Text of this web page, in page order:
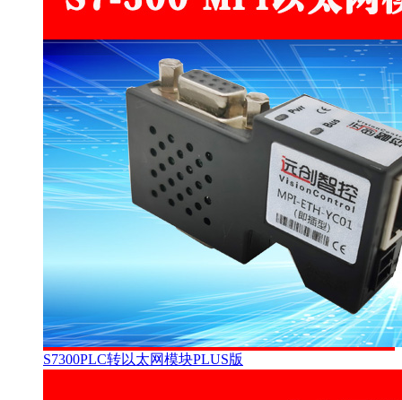
S7300PLC转以太网模块PLUS版